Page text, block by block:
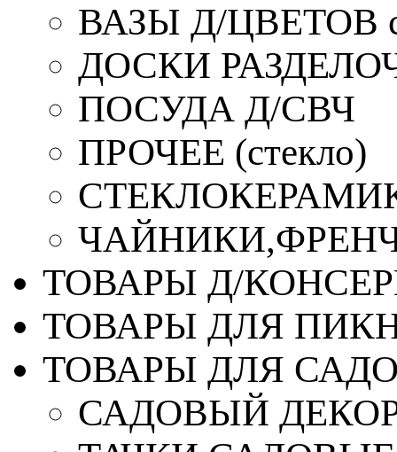
ВАЗЫ Д/ЦВЕТОВ
ДОСКИ
ПОСУДА Д/СВЧ
ПРОЧЕЕ (стекло)
ТОВАРЫ Д/
ТОВАРЫ ДЛЯ
ТОВАРЫ ДЛЯ
САДОВЫЙ